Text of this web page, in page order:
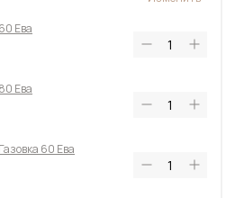
Ева
Ева
60 Ева